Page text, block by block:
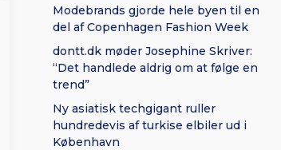
Modebrands gjorde hele byen til en
del af Copenhagen Fashion Week
dontt.dk møder Josephine Skriver:
“Det handlede aldrig om at følge en
trend”
Ny asiatisk techgigant ruller
hundredevis af turkise elbiler ud i
København